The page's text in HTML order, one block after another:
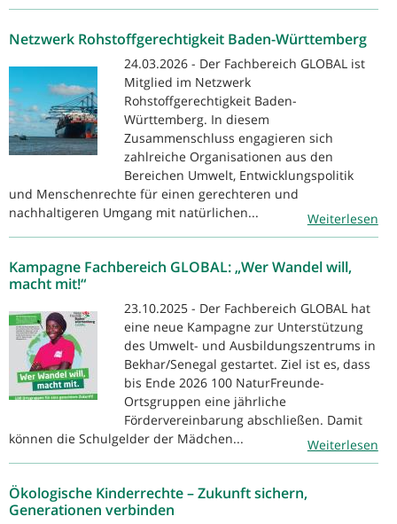
Netzwerk Rohstoffgerechtigkeit Baden-Württemberg
24.03.2026 - Der Fachbereich GLOBAL ist
Mitglied im Netzwerk
Rohstoffgerechtigkeit Baden-
Württemberg. In diesem
Zusammenschluss engagieren sich
zahlreiche Organisationen aus den
Bereichen Umwelt, Entwicklungspolitik
und Menschenrechte für einen gerechteren und
nachhaltigeren Umgang mit natürlichen...
Weiterlesen
Kampagne Fachbereich GLOBAL: „Wer Wandel will,
macht mit!“
23.10.2025 - Der Fachbereich GLOBAL hat
eine neue Kampagne zur Unterstützung
des Umwelt- und Ausbildungszentrums in
Bekhar/Senegal gestartet. Ziel ist es, dass
bis Ende 2026 100 NaturFreunde-
Ortsgruppen eine jährliche
Fördervereinbarung abschließen. Damit
können die Schulgelder der Mädchen...
Weiterlesen
Ökologische Kinderrechte – Zukunft sichern,
Generationen verbinden